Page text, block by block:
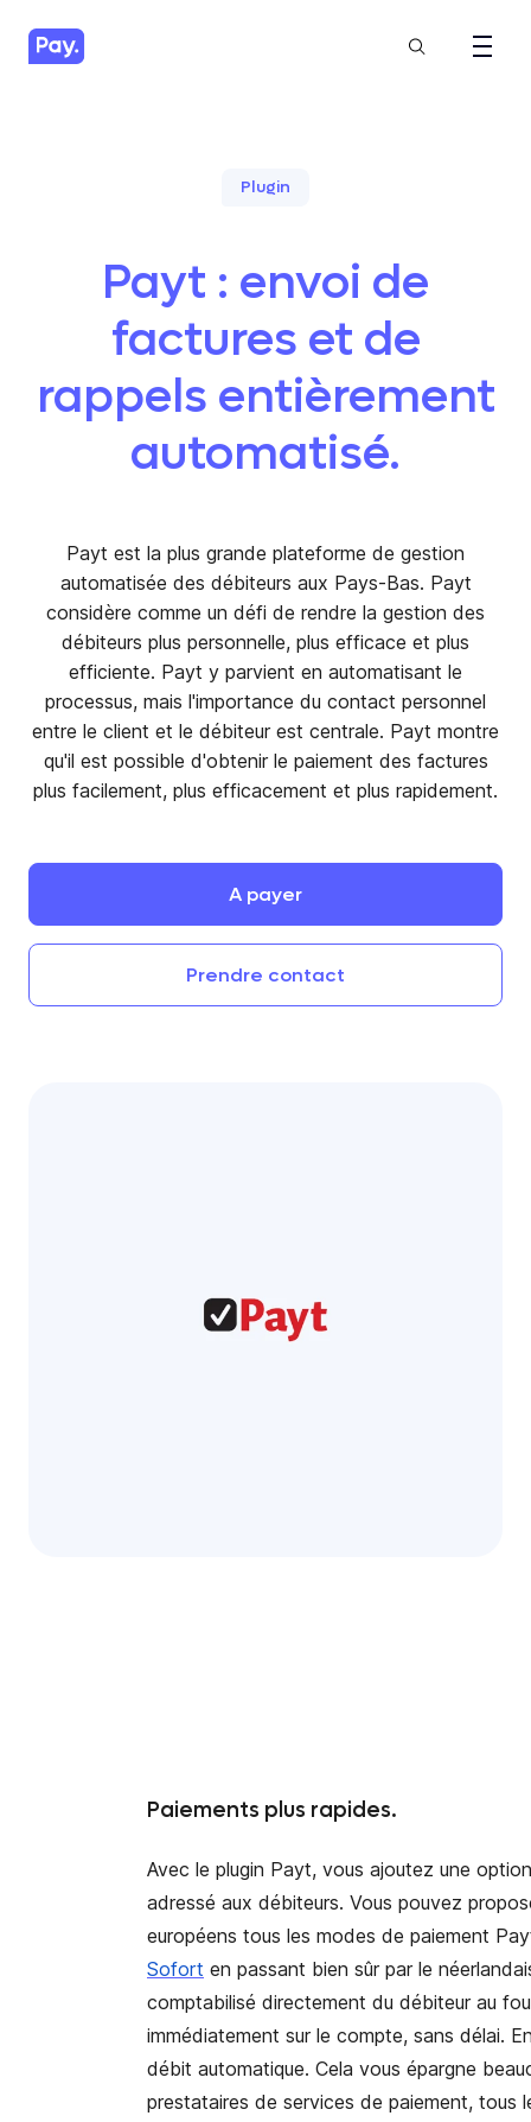
Plugin
Payt : envoi de
factures et de
rappels entièrement
automatisé.
Payt est la plus grande plateforme de gestion
automatisée des débiteurs aux Pays-Bas. Payt
considère comme un défi de rendre la gestion des
débiteurs plus personnelle, plus efficace et plus
efficiente. Payt y parvient en automatisant le
processus, mais l'importance du contact personnel
entre le client et le débiteur est centrale. Payt montre
qu'il est possible d'obtenir le paiement des factures
plus facilement, plus efficacement et plus rapidement.
A payer
Prendre contact
Paiements plus rapides.
Avec le plugin Payt, vous ajoutez une
adressé aux débiteurs. Vous pouvez
européens tous les modes de paiement
Sofort en passant bien sûr par le
comptabilisé directement du débiteur au
immédiatement sur le compte, sans délai.
débit automatique. Cela vous épargne
prestataires de services de paiement, tous